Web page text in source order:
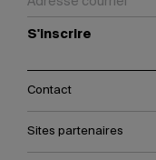
S'inscrire
Contact
Sites partenaires